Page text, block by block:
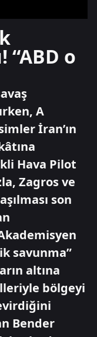
“ABD o
A
İran’ın
Hava Pilot
Zagros ve
son
savunma”
altına
bölgeyi
Bender